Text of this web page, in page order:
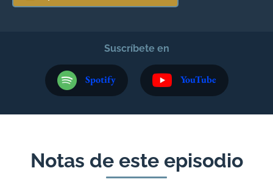
Suscríbete en
Spotify YouTube
Notas de este episodio